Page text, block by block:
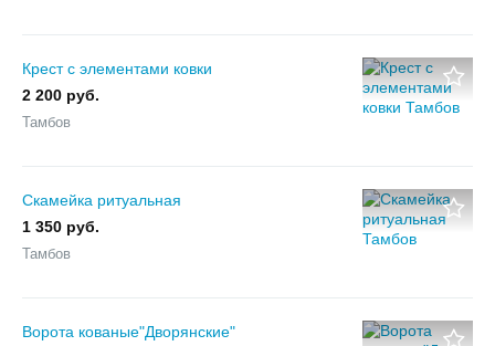
Крест с элементами ковки
2 200 руб.
Тамбов
Скамейка ритуальная
1 350 руб.
Тамбов
Ворота кованые"Дворянские"